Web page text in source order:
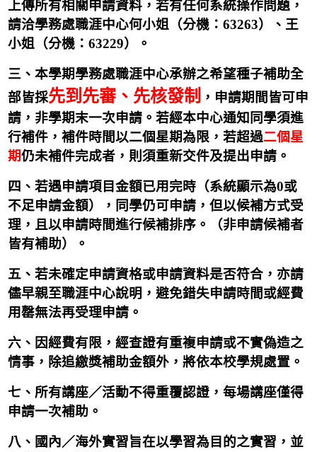
上傳所有相關申請資料，若有任何系統操作問題，
請洽學務處職涯中心何小姐（分機：63263）、王
小姐（分機：63229）。
三、本學期學務處職涯中心承辦之希望種子補助全
部皆採先到先審、先核發制 ，申請期間皆可申
請，非學期末一次申請。若經本中心通知同學須進
行補件，補件時間以二個星期為限，若超過二個星
期仍未補件完成者，則須重新交件及提出申請。
四、若遇申請項目金額已用完時（系統顯示為0或
不足申請金額），同學仍可申請，但以候補方式受
理，且以申請時間進行候補排序。（非申請候補者
皆有補助）。
五、若未確定申請資格或申請資料是否符合，亦請
儘早親至職涯中心說明，避免錯失申請時間或經費
用罄無法再受理申請。
六、因經費有限，經查證有重複申請或不實偽造之
情事，除追繳獎補助金額外，將依本校學規處置。
七、所有講座／活動不得重覆認證，每場講座僅得
申請一次補助。
八、國內／海外實習旨在以學習為目的之實習，並